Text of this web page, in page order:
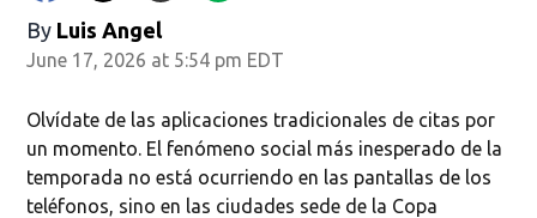
By Luis Angel
June 17, 2026 at 5:54 pm EDT
Olvídate de las aplicaciones tradicionales de citas por
un momento. El fenómeno social más inesperado de la
temporada no está ocurriendo en las pantallas de los
teléfonos, sino en las ciudades sede de la Copa